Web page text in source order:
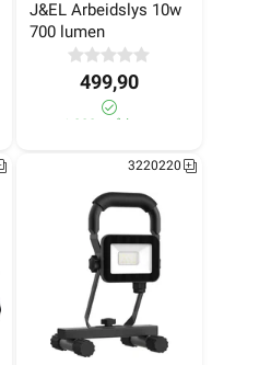
J&EL Arbeidslys 10w
700 lumen
499,90
1 000+ på lager
3220220